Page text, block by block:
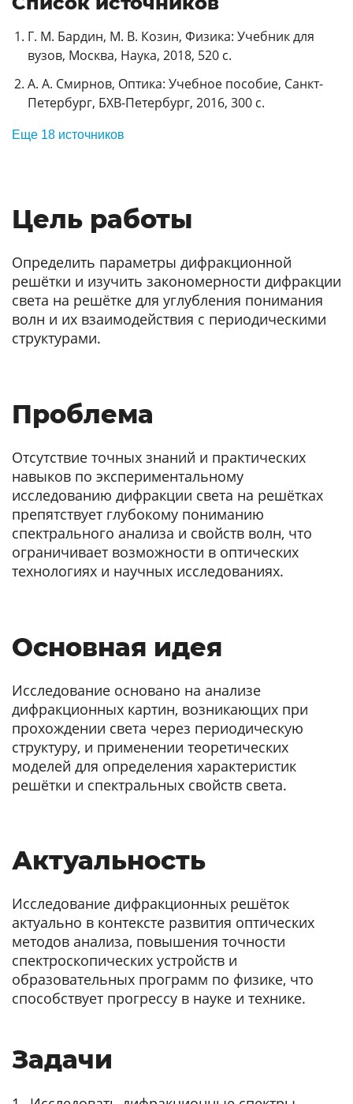
Г. М. Бардин, М. В. Козин, Физика: Учебник для
вузов, Москва, Наука, 2018, 520 с.
А. А. Смирнов, Оптика: Учебное пособие, Санкт-
Петербург, БХВ-Петербург, 2016, 300 с.
Еще 18 источников
Цель работы
Определить параметры дифракционной
решётки и изучить закономерности дифракции
света на решётке для углубления понимания
волн и их взаимодействия с периодическими
структурами.
Проблема
Отсутствие точных знаний и практических
навыков по экспериментальному
исследованию дифракции света на решётках
препятствует глубокому пониманию
спектрального анализа и свойств волн, что
ограничивает возможности в оптических
технологиях и научных исследованиях.
Основная идея
Исследование основано на анализе
дифракционных картин, возникающих при
прохождении света через периодическую
структуру, и применении теоретических
моделей для определения характеристик
решётки и спектральных свойств света.
Актуальность
Исследование дифракционных решёток
актуально в контексте развития оптических
методов анализа, повышения точности
спектроскопических устройств и
образовательных программ по физике, что
способствует прогрессу в науке и технике.
Задачи